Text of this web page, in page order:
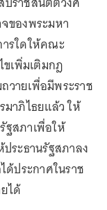
ของพระมหา
ารใดให้คณะ
เพิ่มเติมกฎ
วายเพื่อมีพระราช
าภิไธยแล้ว ให้
ฐสภาเพื่อให้
ระธานรัฐสภาลง
ด้ประกาศในราช
ได้